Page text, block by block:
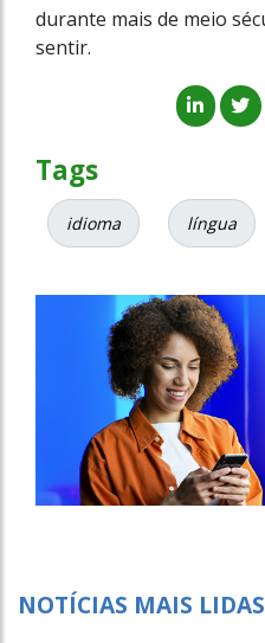
durante mais de meio
sentir.
Tags
idioma língua
NOTÍCIAS MAIS LIDAS